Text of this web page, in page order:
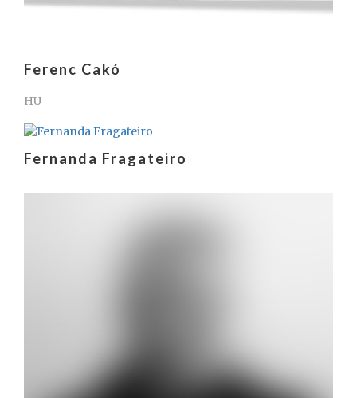
Ferenc Cakó
HU
Fernanda Fragateiro